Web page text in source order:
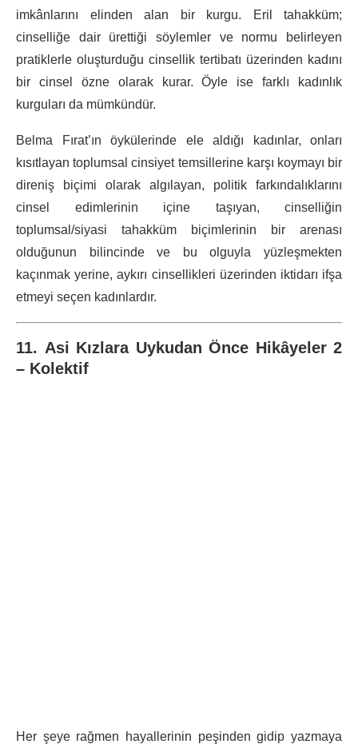
imkânlarını elinden alan bir kurgu. Eril tahakküm;
cinselliğe dair ürettiği söylemler ve normu belirleyen
pratiklerle oluşturduğu cinsellik tertibatı üzerinden kadını
bir cinsel özne olarak kurar. Öyle ise farklı kadınlık
kurguları da mümkündür.
Belma Fırat’ın öykülerinde ele aldığı kadınlar, onları
kısıtlayan toplumsal cinsiyet temsillerine karşı koymayı bir
direniş biçimi olarak algılayan, politik farkındalıklarını
cinsel edimlerinin içine taşıyan, cinselliğin
toplumsal/siyasi tahakküm biçimlerinin bir arenası
olduğunun bilincinde ve bu olguyla yüzleşmekten
kaçınmak yerine, aykırı cinsellikleri üzerinden iktidarı ifşa
etmeyi seçen kadınlardır.
11. Asi Kızlara Uykudan Önce Hikâyeler 2
– Kolektif
Her şeye rağmen hayallerinin peşinden gidip yazmaya